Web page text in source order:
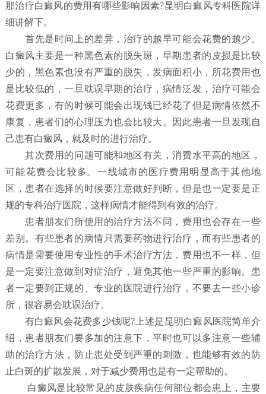
那治疗白癜风的费用有哪些影响因素?昆明白癜风专科医院详
细讲解下。
首先是时间上的差异，治疗的越早可能会花费的越少。
白癜风主要是一种黑色素的脱失斑，早期患者的皮损是比较
少的，黑色素也没有严重的脱失，发病面积小，所花费用也
是比较低的，一旦耽误早期的治疗，病情泛发，治疗可能会
花费更多，有的时候可能会出现钱已经花了但是病情依然不
康复，患者们的心理压力也会比较大。因此患者一旦发现自
己患有白癜风，就及时的进行治疗。
其次费用的问题可能和地区有关，消费水平高的地区，
可能花费会比较多。一线城市的医疗费用明显高于其他地
区，患者在选择的时候要注意做好判断，但是也一定要是正
规的专科治疗医院，这样病情才能得到有效的治疗。
患者朋友们所使用的治疗方法不同，费用也会存在一些
差别。有些患者的病情只需要药物进行治疗，而有些患者的
病情是需要使用专业性的手术治疗方法，费用也不一样，但
是一定要注意做到对症治疗，避免其他一些严重的影响。患
者一定要到正规的、专业的医院进行治疗，不要去一些小诊
所，很容易会耽误治疗。
有白癜风会花费多少钱呢?上述是昆明白癜风医院简单介
绍，患者朋友们要多加的注意下，平时也可以多注意一些辅
助的治疗方法，防止患处受到严重的刺激，也能够有效的防
止白斑的扩散发展，对于减少费用也是有一定帮助的。
白癜风是比较常见的皮肤疾病任何部位都会患上，主要